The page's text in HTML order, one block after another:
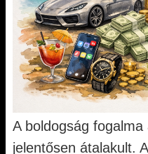
A boldogság
jelentősen átalakult.